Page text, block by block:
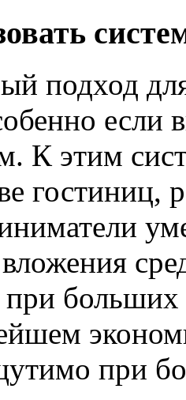
подход
если
К этим
больших
при